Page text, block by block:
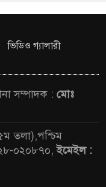
ভিডিও গ্যালারী
সম্পাদক : মোঃ
তলা),পশ্চিম
০২০৮৭০,ইমেইল :